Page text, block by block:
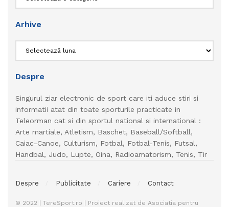
Arhive
Despre
Singurul ziar electronic de sport care iti aduce stiri si
informatii atat din toate sporturile practicate in
Teleorman cat si din sportul national si international :
Arte martiale, Atletism, Baschet, Baseball/Softball,
Caiac-Canoe, Culturism, Fotbal, Fotbal-Tenis, Futsal,
Handbal, Judo, Lupte, Oina, Radioamatorism, Tenis, Tir
Despre Publicitate Cariere Contact
© 2022 | TereSport.ro | Proiect realizat de Asociatia pentru